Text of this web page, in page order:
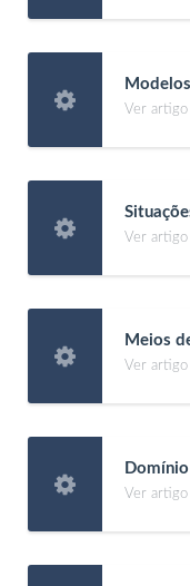
 Ver artigo
 Ver artigo

Meios
Ver artigo
 Ver artigo